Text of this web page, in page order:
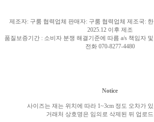
제조자: 구룸 협력업체 판매자: 구룸 협력업체 제조국:
2025.12 이후 제조
품질보증기간 : 소비자 분쟁 해결기준에 따름 a/s 책임자
전화 070-8277-4480
Notice
사이즈는 재는 위치에 따라 1~3cm 정도 오차가
거래처 상호명은 임의로 삭제된 뒤 업로